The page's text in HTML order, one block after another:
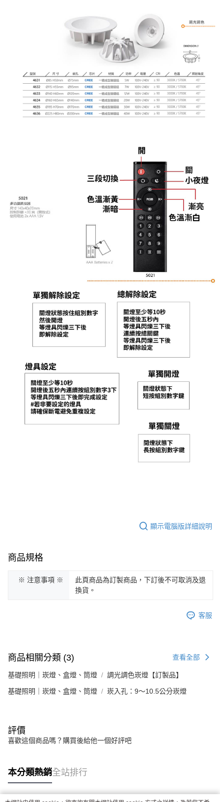
顯示電腦版詳細說明
商品規格
※ 注意事項 ※
此頁商品為訂製商品，下訂後不可取消及退
換貨。
客服
商品相關分類 (3) 查看全部
基礎照明｜崁燈、盒燈、筒燈 調光調色崁燈【訂製品】
基礎照明｜崁燈、盒燈、筒燈 崁入孔：9～10.5公分崁燈
評價
喜歡這個商品嗎？購買後給他一個好評吧
本分類熱銷全站排行